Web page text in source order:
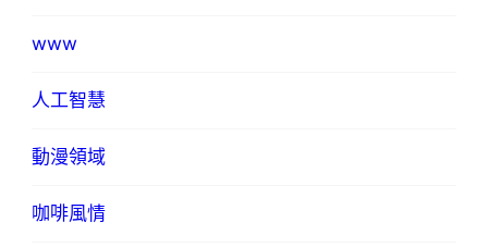
www
人工智慧
動漫領域
咖啡風情